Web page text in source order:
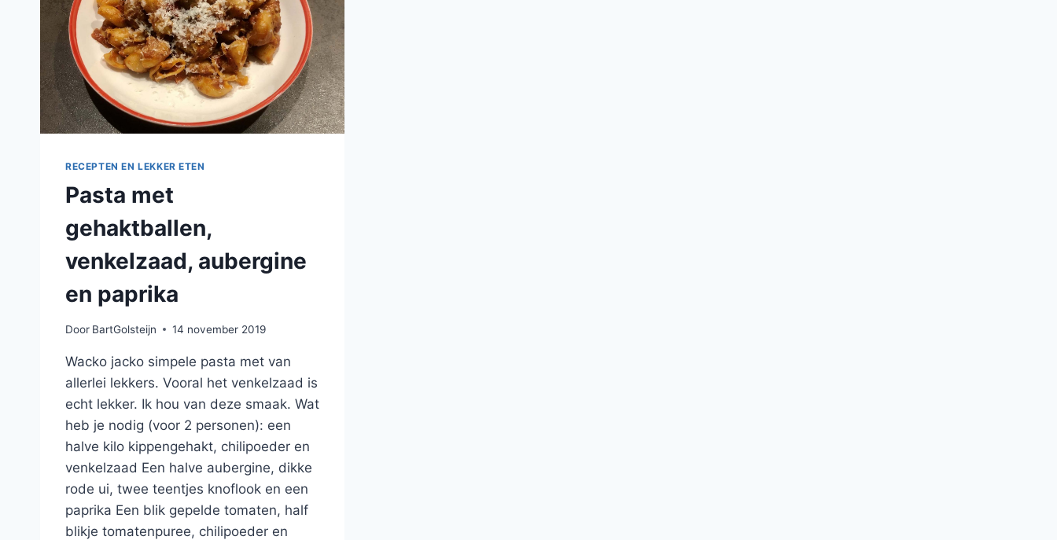
RECEPTEN EN LEKKER ETEN
Pasta met
gehaktballen,
venkelzaad, aubergine
en paprika
Door BartGolsteijn 14 november 2019
Wacko jacko simpele pasta met van
allerlei lekkers. Vooral het venkelzaad is
echt lekker. Ik hou van deze smaak. Wat
heb je nodig (voor 2 personen): een
halve kilo kippengehakt, chilipoeder en
venkelzaad Een halve aubergine, dikke
rode ui, twee teentjes knoflook en een
paprika Een blik gepelde tomaten, half
blikje tomatenpuree, chilipoeder en